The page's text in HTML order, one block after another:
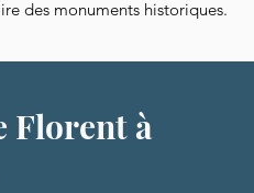
des monuments historiques.
Florent à